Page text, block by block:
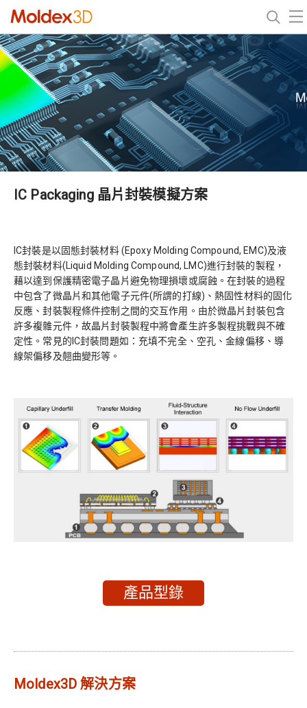
IC Packaging 晶片封裝模擬方案
IC封裝是以固態封裝材料 (Epoxy Molding Compound, EMC)及液
態封裝材料(Liquid Molding Compound, LMC)進行封裝的製程，
藉以達到保護精密電子晶片避免物理損壞或腐蝕。在封裝的過程
中包含了微晶片和其他電子元件(所謂的打線)、熱固性材料的固化
反應、封裝製程條件控制之間的交互作用。由於微晶片封裝包含
許多複雜元件，故晶片封裝製程中將會產生許多製程挑戰與不確
定性。常見的IC封裝問題如：充填不完全、空孔、金線偏移、導
線架偏移及翹曲變形等。
產品型錄
Moldex3D 解決方案